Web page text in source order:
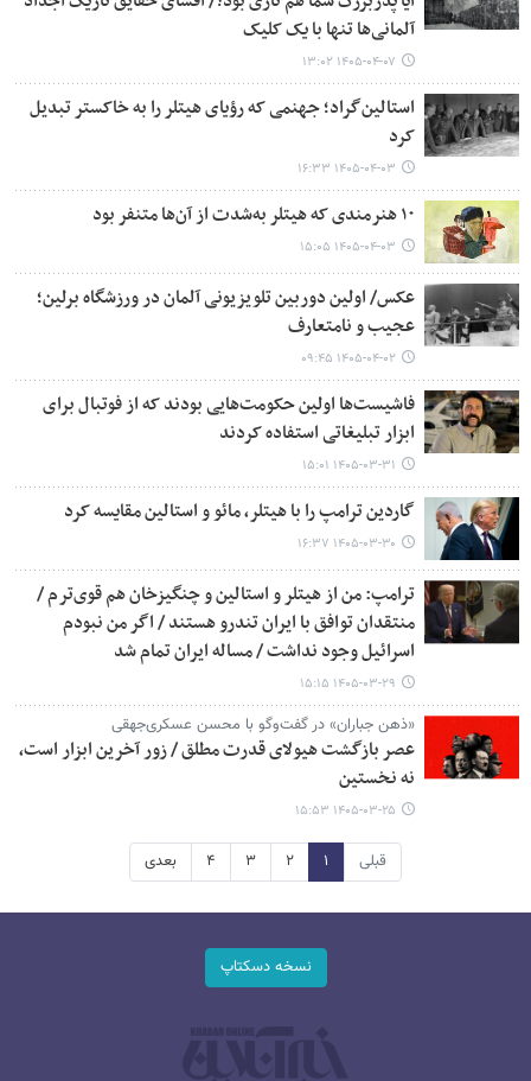
آلمانی‌ها تنها با یک کلیک
۱۴۰۵-۰۴-۰۷ ۱۳:۰۲
استالین‌گراد؛ جهنمی که رؤیای هیتلر را به خاکستر تبدیل
کرد
۱۴۰۵-۰۴-۰۳ ۱۶:۳۳
۱۰ هنرمندی که هیتلر به‌شدت از آن‌ها متنفر بود
۱۴۰۵-۰۴-۰۳ ۱۵:۰۵
عکس/ اولین دوربین تلویزیونی آلمان در ورزشگاه برلین؛
عجیب و نامتعارف
۱۴۰۵-۰۴-۰۲ ۰۹:۴۵
فاشیست‌ها اولین حکومت‌هایی بودند که از فوتبال برای
ابزار تبلیغاتی استفاده کردند
۱۴۰۵-۰۳-۳۱ ۱۵:۰۱
گاردین ترامپ را با هیتلر، مائو و استالین مقایسه کرد
۱۴۰۵-۰۳-۳۰ ۱۶:۳۷
ترامپ: من از هیتلر و استالین و چنگیزخان هم قوی‌ترم /
منتقدان توافق با ایران تندرو هستند / اگر من نبودم
اسرائیل وجود نداشت / مساله ایران تمام شد
۱۴۰۵-۰۳-۲۹ ۱۵:۱۵
«ذهن جباران» در گفت‌وگو با محسن عسکری‌جهقی
عصر بازگشت هیولای قدرت مطلق / زور آخرین ابزار است،
نه نخستین
۱۴۰۵-۰۳-۲۵ ۱۵:۵۳
قبلی ۱ ۲ ۳ ۴ بعدی
نسخه دسکتاپ